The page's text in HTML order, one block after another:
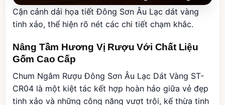
Cận cảnh dải họa tiết Đông Sơn Âu Lạc dát vàng
tinh xảo, thể hiện rõ nét các chi tiết chạm khắc.
Nâng Tầm Hương Vị Rượu Với Chất Liệu
Gốm Cao Cấp
Chum Ngâm Rượu Đông Sơn Âu Lạc Dát Vàng ST-
CR04 là một kiệt tác kết hợp hoàn hảo giữa vẻ đẹp
tinh xảo và những công năng vượt trội, kế thừa tinh